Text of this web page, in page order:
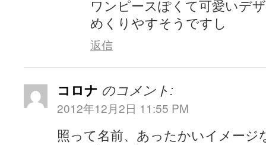
ワンピースぽくて可愛いデ
めくりやすそうですし
返信
コロナ のコメント:
2012年12月2日 11:55 PM
照って名前、あったかいイメージ